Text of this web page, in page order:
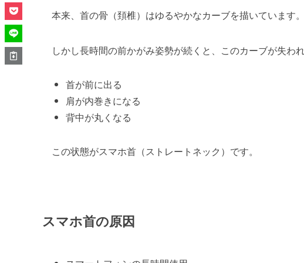
本来、首の骨（頚椎）はゆるやかなカーブを描いています。
しかし長時間の前かがみ姿勢が続くと、このカーブが失わ
首が前に出る
肩が内巻きになる
背中が丸くなる
この状態がスマホ首（ストレートネック）です。
スマホ首の原因